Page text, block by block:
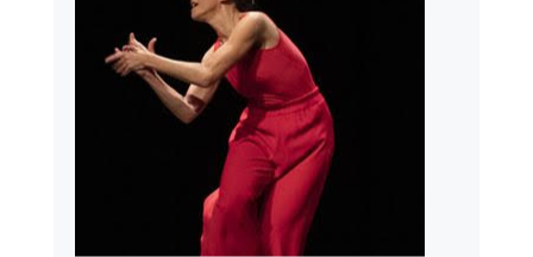
MÉS INFORMACIÓ